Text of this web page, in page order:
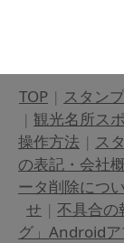
TOP | スタン
| 観光名所ス
操作方法 | ス
の表記・会社
ータ削除につ
せ | 不具合の
グ」Androidア